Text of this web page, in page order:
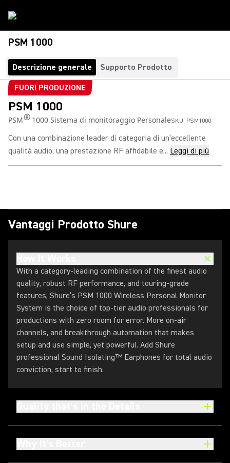
PSM 1000
Descrizione generale
Supporto Prodotto
FUORI PRODUZIONE
PSM 1000
PSM®1000 Sistema di monitoraggio PersonaleSKU: PSM1000
Con una combinazione leader di categoria di un'eccellente
qualità audio, una prestazione RF affidabile e... Leggi di più
Vantaggi Prodotto Shure
With a category-leading combination of the finest audio
quality, robust RF performance, and touring-grade
features, Shure’s PSM 1000 Wireless Personal Monitor
System is the choice of top-tier audio professionals for
productions with zero room for error. More on-air
channels, and breakthrough automation that makes
setup and use simple, yet powerful. Add Shure
professional Sound Isolating™ Earphones for total audio
conviction, start to finish.